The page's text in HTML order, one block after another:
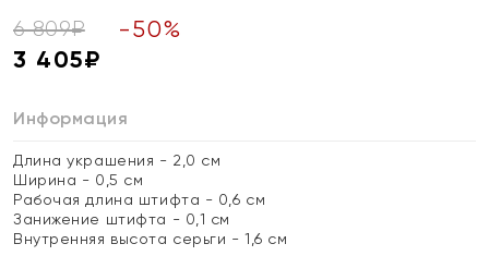
6 809₽ -50%
3 405₽
Информация
Длина украшения - 2,0 см
Ширина - 0,5 см
Рабочая длина штифта - 0,6 см
Занижение штифта - 0,1 см
Внутренняя высота серьги - 1,6 см